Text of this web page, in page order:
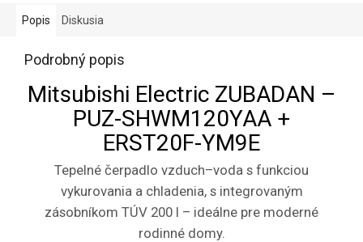
Popis Diskusia
Podrobný popis
Mitsubishi Electric ZUBADAN –
PUZ-SHWM120YAA +
ERST20F-YM9E
Tepelné čerpadlo vzduch–voda s funkciou
vykurovania a chladenia, s integrovaným
zásobníkom TÚV 200 l – ideálne pre moderné
rodinné domy.